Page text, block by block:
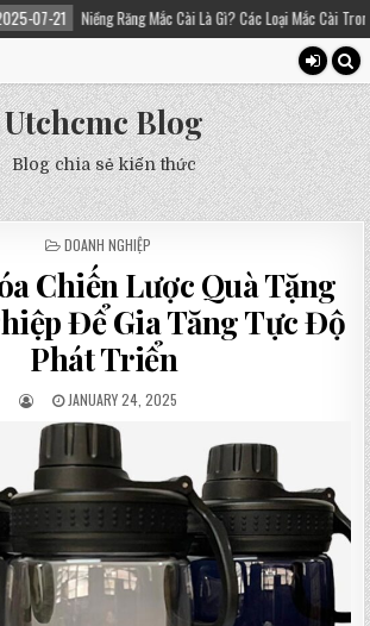
Niềng Răng Mắc Cài Là Gì? Các Loại Mắc Cài Trong Niềng
Utchcmc Blog
Blog chia sẻ kiến thức
POSTED
DOANH NGHIỆP
Chiến Lược Quà Tặng
Để Gia Tăng Tực Độ
Phát Triển
JANUARY 24, 2025